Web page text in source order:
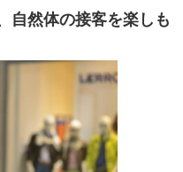
自然体の接客を楽しも